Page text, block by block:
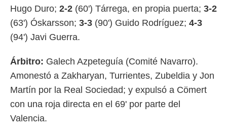
Hugo Duro; 2-2 (60') Tárrega, en propia puerta; 3-2
(63') Óskarsson; 3-3 (90') Guido Rodríguez; 4-3
(94') Javi Guerra.
Árbitro: Galech Azpeteguía (Comité Navarro).
Amonestó a Zakharyan, Turrientes, Zubeldia y Jon
Martín por la Real Sociedad; y expulsó a Cömert
con una roja directa en el 69' por parte del
Valencia.